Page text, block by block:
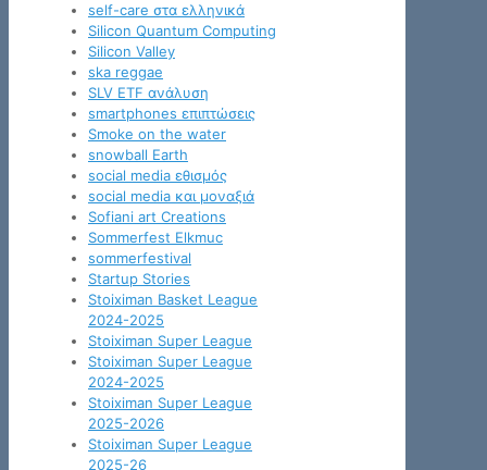
self-care στα ελληνικά
Silicon Quantum Computing
Silicon Valley
ska reggae
SLV ETF ανάλυση
smartphones επιπτώσεις
Smoke on the water
snowball Earth
social media εθισμός
social media και μοναξιά
Sofiani art Creations
Sommerfest Elkmuc
sommerfestival
Startup Stories
Stoiximan Basket League
2024-2025
Stoiximan Super League
Stoiximan Super League
2024-2025
Stoiximan Super League
2025-2026
Stoiximan Super League
2025-26